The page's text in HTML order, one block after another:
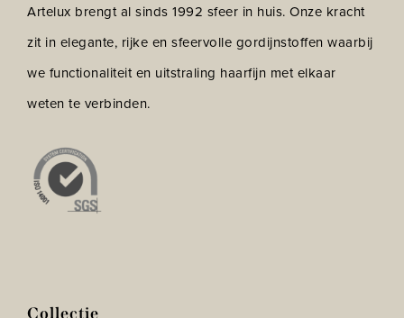
Artelux brengt al sinds 1992 sfeer in huis. Onze kracht
zit in elegante, rijke en sfeervolle gordijnstoffen waarbij
we functionaliteit en uitstraling haarfijn met elkaar
weten te verbinden.
Collectie